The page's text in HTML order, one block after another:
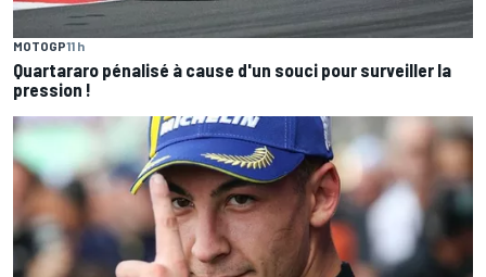
MOTOGP11 h
Quartararo pénalisé à cause d'un souci pour surveiller la
pression !